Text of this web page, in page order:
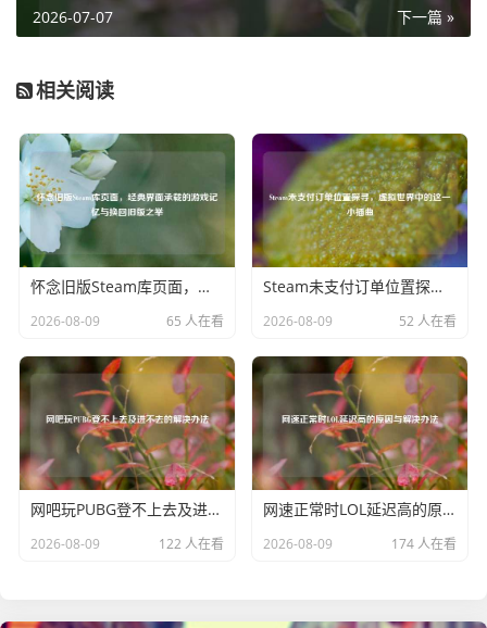
玩家的游戏体验，原本对新游戏满怀期待，准备大干一场，
却因发货延迟只能望“游”兴叹，等待过程中的焦虑和失落感
了自己的时间安排，专门预留出时段来玩新游戏，结果却因
发货延迟而不得不重新规划，这无疑浪费了玩家的时间和精
力。
面对Steam发货慢的问题,玩家们也表达了自己的期待，他们
希望Steam能够进一步优化服务器性能，提升应对高峰流量
的能力，确保购买流程的顺畅，游戏发行商和Steam之间应
加强协作，建立更高效的沟通机制和流程，提前做好各项准
备工作，尽量减少发货延迟的情况发生。
Steam发货慢这一问题亟待解决,只有让玩家能够快速、顺利
地收到购买的游戏，才能让玩家在这个平台上获得更好的游
戏体验，进而让Steam继续保持其在游戏界的领先地位，为
玩家们带来更多精彩的游戏时光。
下一篇 »
2026-07-07
相关阅读
怀念旧版Steam库页面，经典界面承载的游戏记忆与换回旧版之举
2026-08-09 65 人在看
Steam未支付订单位置探寻，虚拟世界中的这一小插曲
2026-08-09 52 人在看
网吧玩PUBG登不上去及进不去的解决办法
2026-08-09 122 人在看
网速正常时LOL延迟高的原因与解决办法
2026-08-09 174 人在看